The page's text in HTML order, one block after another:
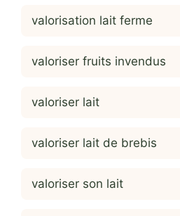
valorisation lait ferme
valoriser fruits invendus
valoriser lait
valoriser lait de brebis
valoriser son lait